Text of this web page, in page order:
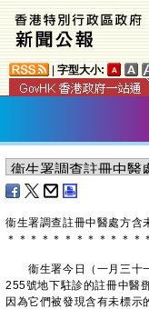
字型大小:
衞生署調查註冊中醫處方含
＊ ＊ ＊ ＊ ＊ ＊ ＊ ＊ ＊ ＊ ＊ ＊
衞生署今日（一月三十一
255號地下駐診的註冊中醫
因為它們被發現含有未標示